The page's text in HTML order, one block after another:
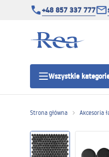
+48 857 337 777
Wszystkie
Kategorie
Kabiny
Strona główna Akcesoria